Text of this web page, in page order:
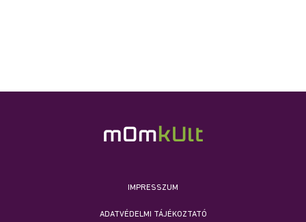
IMPRESSZUM
ADATVÉDELMI TÁJÉKOZTATÓ